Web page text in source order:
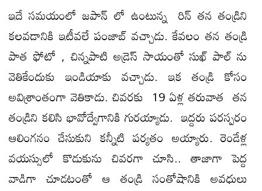
ఇదే సమయంలో జపాన్ లో ఉంటున్న రిన్ తన తండ్రిని
కలవడానికి ఇటీవలే పంజాబ్ వచ్చాడు. కేవలం తన తండ్రి
పాత ఫోటో , చిన్నపాటి అడ్రెస్ సాయంతో సుఖ్ పాల్ ను
వెతికేందుకు ఇండియాకు వచ్చాడు. ఇక తండ్రి కోసం
అవిశ్రాంతంగా వెతికాడు. చివరకు 19 ఏళ్ల తరువాత తన
తండ్రిని కలిసి భావోద్వేగానికి గురయ్యాడు. ఇద్దరు పరస్పరం
ఆలింగనం చేసుకుని కన్నీటి పర్యతం అయ్యారు. రెండేళ్ల
వయస్సులో కొడుకును చివరగా చూసి.. తాజాగా పెద్ద
వాడిగా చూడటంతో ఆ తండ్రి సంతోషానికి అవధులు